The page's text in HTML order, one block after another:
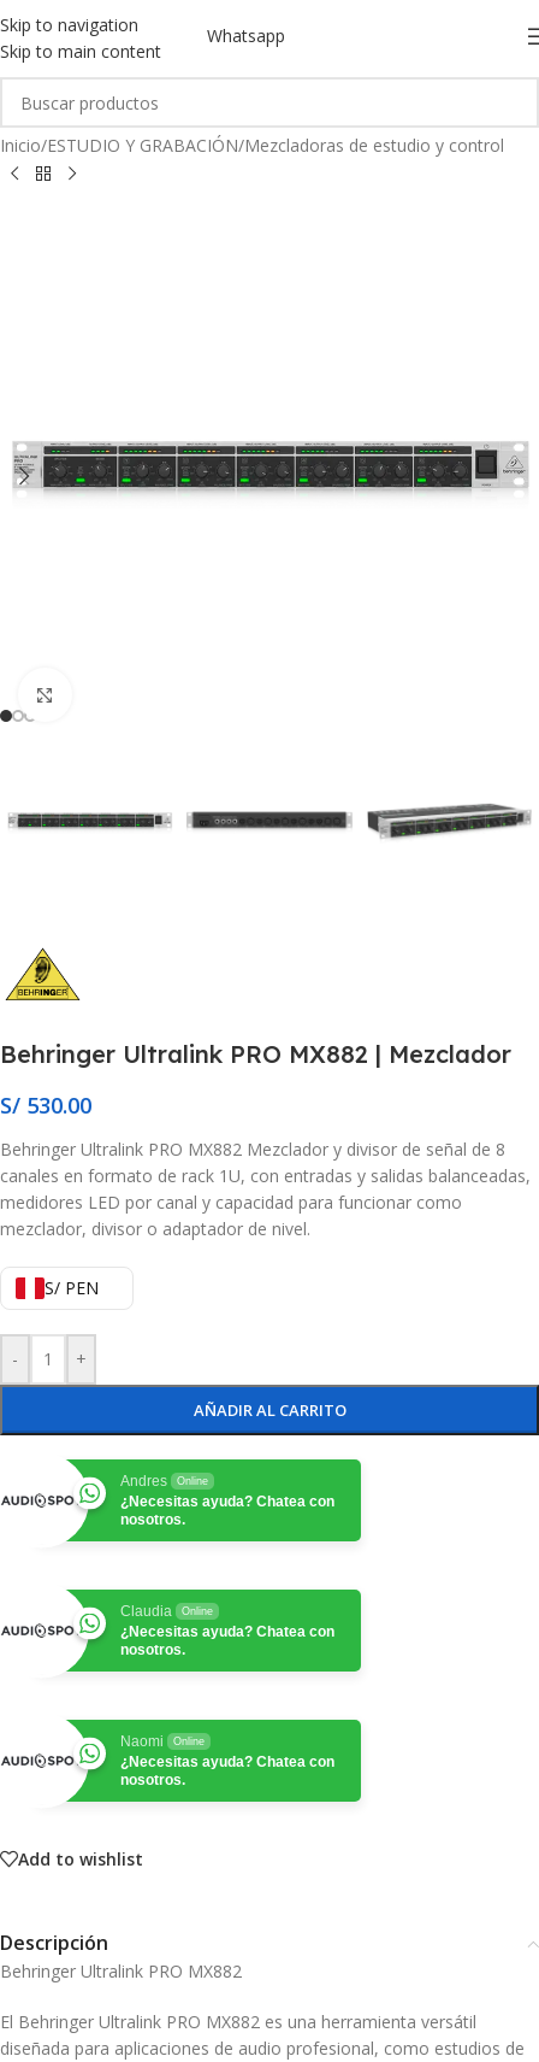
Skip to navigation
Skip to main content
Whatsapp
Inicio/ESTUDIO Y GRABACIÓN/Mezcladoras de estudio y control
Behringer Ultralink PRO MX882 | Mezclador
S/ 530.00
Behringer Ultralink PRO MX882 Mezclador y divisor de señal de 8
canales en formato de rack 1U, con entradas y salidas balanceadas,
medidores LED por canal y capacidad para funcionar como
mezclador, divisor o adaptador de nivel.
S/ PEN
- +
AÑADIR AL CARRITO
Andres Online
¿Necesitas ayuda? Chatea con
nosotros.
Claudia Online
¿Necesitas ayuda? Chatea con
nosotros.
Naomi Online
¿Necesitas ayuda? Chatea con
nosotros.
Add to wishlist
Descripción
Behringer Ultralink PRO MX882
El Behringer Ultralink PRO MX882 es una herramienta versátil
diseñada para aplicaciones de audio profesional, como estudios de